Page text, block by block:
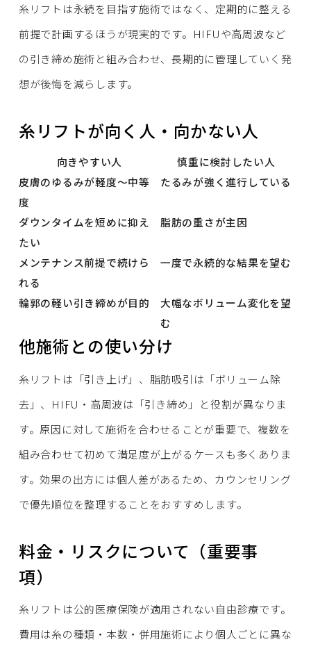
糸リフトは永続を目指す施術ではなく、定期的に整える
前提で計画するほうが現実的です。HIFUや高周波など
の引き締め施術と組み合わせ、長期的に管理していく発
想が後悔を減らします。
糸リフトが向く人・向かない人
向きやすい人
慎重に検討したい人
皮膚のゆるみが軽度〜中等
度
たるみが強く進行している
ダウンタイムを短めに抑え
たい
脂肪の重さが主因
メンテナンス前提で続けら
れる
一度で永続的な結果を望む
輪郭の軽い引き締めが目的
大幅なボリューム変化を望
む
他施術との使い分け
糸リフトは「引き上げ」、脂肪吸引は「ボリューム除
去」、HIFU・高周波は「引き締め」と役割が異なりま
す。原因に対して施術を合わせることが重要で、複数を
組み合わせて初めて満足度が上がるケースも多くありま
す。効果の出方には個人差があるため、カウンセリング
で優先順位を整理することをおすすめします。
料金・リスクについて（重要事
項）
糸リフトは公的医療保険が適用されない自由診療です。
費用は糸の種類・本数・併用施術により個人ごとに異な